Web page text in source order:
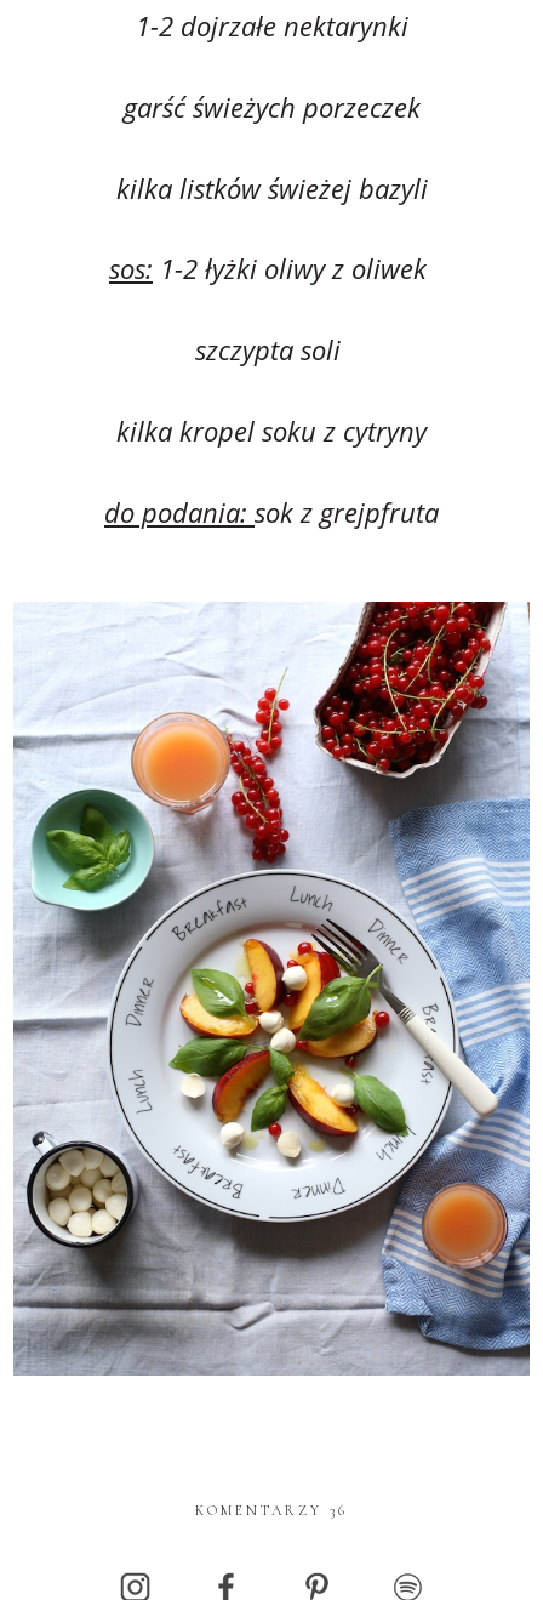
1-2 dojrzałe nektarynki
garść świeżych porzeczek
kilka listków świeżej bazyli
sos: 1-2 łyżki oliwy z oliwek
szczypta soli
kilka kropel soku z cytryny
do podania: sok z grejpfruta
KOMENTARZY 36